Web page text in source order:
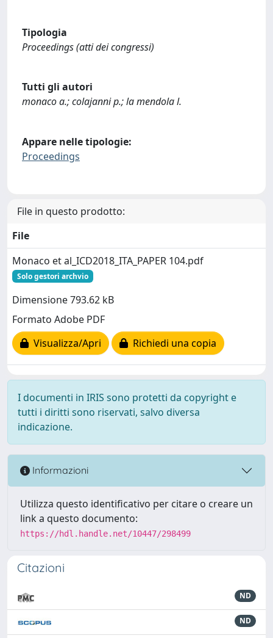
Tipologia
Proceedings (atti dei congressi)
Tutti gli autori
monaco a.; colajanni p.; la mendola l.
Appare nelle tipologie:
Proceedings
File in questo prodotto:
File
Monaco et al_ICD2018_ITA_PAPER 104.pdf
Solo gestori archvio
Dimensione 793.62 kB
Formato Adobe PDF
Visualizza/Apri
Richiedi una copia
I documenti in IRIS sono protetti da copyright e
tutti i diritti sono riservati, salvo diversa
indicazione.
Informazioni
Utilizza questo identificativo per citare o creare un
link a questo documento:
https://hdl.handle.net/10447/298499
Citazioni
ND
ND